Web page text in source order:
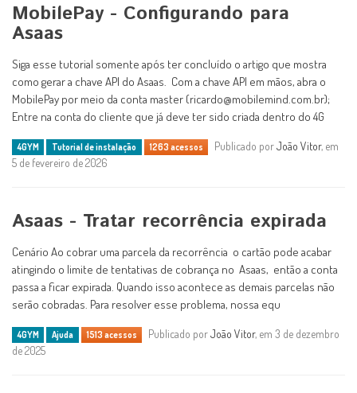
MobilePay - Configurando para
Asaas
Siga esse tutorial somente após ter concluído o artigo que mostra
como gerar a chave API do Asaas. Com a chave API em mãos, abra o
MobilePay por meio da conta master (ricardo@mobilemind.com.br);
Entre na conta do cliente que já deve ter sido criada dentro do 4G
4GYM Tutorial de instalação 1263 acessos Publicado porJoão Vitor, em
5 de fevereiro de 2026
Asaas - Tratar recorrência expirada
Cenário Ao cobrar uma parcela da recorrência o cartão pode acabar
atingindo o limite de tentativas de cobrança no Asaas, então a conta
passa a ficar expirada. Quando isso acontece as demais parcelas não
serão cobradas. Para resolver esse problema, nossa equ
4GYM Ajuda 1513 acessos Publicado porJoão Vitor, em 3 de dezembro
de 2025